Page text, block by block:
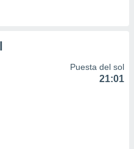
Puesta del sol
21:01